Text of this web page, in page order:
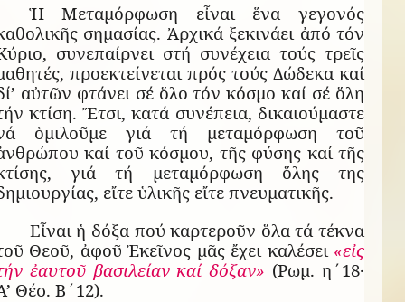
Ἡ Μεταμόρφωση εἶναι ἕνα γεγονός
σημασίας. Ἀρχικά ξεκινάει ἀπό τόν
συνεπαίρνει στή συνέχεια τούς τρεῖς
προεκτείνεται πρός τούς Δώδεκα καί
αὐτῶν φτάνει σέ ὅλο τόν κόσμο καί σέ ὅλη
κτίση. Ἔτσι, κατά συνέπεια, δικαιούμαστε
ὁμιλοῦμε γιά τή μεταμόρφωση τοῦ
καί τοῦ κόσμου, τῆς φύσης καί τῆς
γιά τή μεταμόρφωση ὅλης της
εἴτε ὑλικῆς εἴτε πνευματικῆς.
Εἶναι ἡ δόξα πού καρτεροῦν ὅλα τά τέκνα
Θεοῦ, ἀφοῦ Ἐκεῖνος μᾶς ἔχει καλέσει «εἰς
ἐαυτοῦ βασιλείαν καί δόξαν» (Ρωμ. η΄18·
Θέσ. Β΄12).